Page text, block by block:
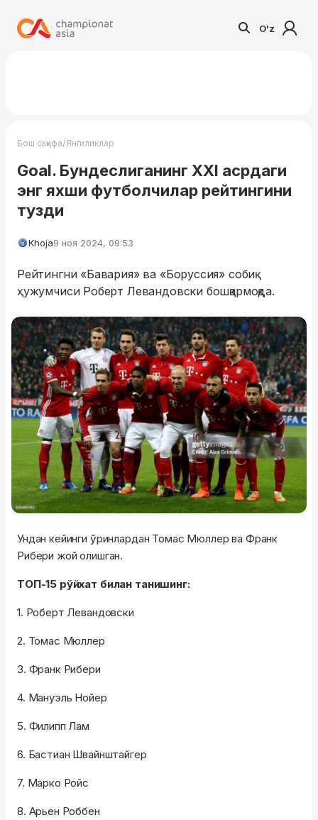
O'z
Бош саҳифа/Янгиликлар
Goal. Бундеслиганинг ХХI асрдаги
энг яхши футболчилар рейтингини
тузди
Khoja9 ноя 2024, 09:53
Рейтингни «Бавария» ва «Боруссия» собиқ
ҳужумчиси Роберт Левандовски бошқармоқда.
Ундан кейинги ўринлардан Томас Мюллер ва Франк
Рибери жой олишган.
ТОП-15 рўйхат билан танишинг:
1. Роберт Левандовски
2. Томас Мюллер
3. Франк Рибери
4. Мануэль Нойер
5. Филипп Лам
6. Бастиан Швайнштайгер
7. Марко Ройс
8. Арьен Роббен